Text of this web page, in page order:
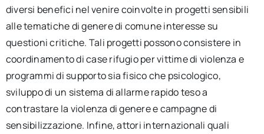
diversi benefici nel venire coinvolte in progetti sensibili
alle tematiche di genere di comune interesse su
questioni critiche. Tali progetti possono consistere in
coordinamento di case rifugio per vittime di violenza e
programmi di supporto sia fisico che psicologico,
sviluppo di un sistema di allarme rapido teso a
contrastare la violenza di genere e campagne di
sensibilizzazione. Infine, attori internazionali quali